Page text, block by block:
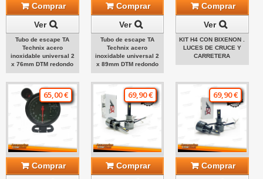
Comprar
Ver
Tubo de escape TA
Technix acero
inoxidable universal 2
x 76mm DTM redondo
Comprar
Ver
Tubo de escape TA
Technix acero
inoxidable universal 2
x 89mm DTM redondo
Comprar
Ver
KIT H4 CON BIXENON .
LUCES DE CRUCE Y
CARRETERA
65,00 €
Comprar
69,90 €
Comprar
69,90 €
Comprar